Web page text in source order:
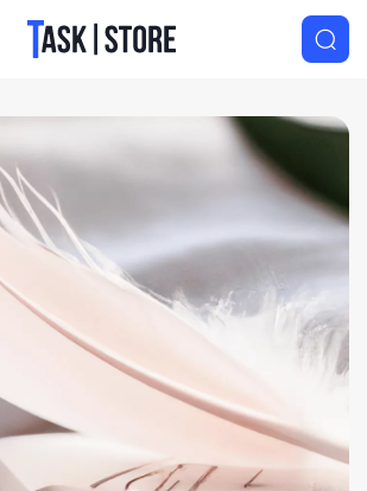
Логотип